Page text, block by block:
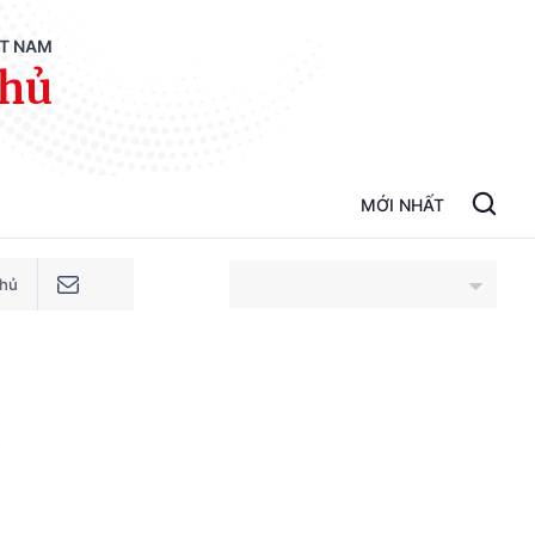
NAM
MỚI NHẤT